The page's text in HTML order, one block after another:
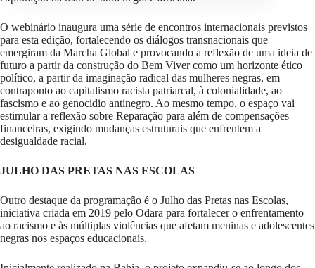
O webinário inaugura uma série de encontros internacionais previstos
para esta edição, fortalecendo os diálogos transnacionais que
emergiram da Marcha Global e provocando a reflexão de uma ideia de
futuro a partir da construção do Bem Viver como um horizonte ético
político, a partir da imaginação radical das mulheres negras, em
contraponto ao capitalismo racista patriarcal, à colonialidade, ao
fascismo e ao genocidio antinegro. Ao mesmo tempo, o espaço vai
estimular a reflexão sobre Reparação para além de compensações
financeiras, exigindo mudanças estruturais que enfrentem a
desigualdade racial.
JULHO DAS PRETAS NAS ESCOLAS
Outro destaque da programação é o Julho das Pretas nas Escolas,
iniciativa criada em 2019 pelo Odara para fortalecer o enfrentamento
ao racismo e às múltiplas violências que afetam meninas e adolescentes
negras nos espaços educacionais.